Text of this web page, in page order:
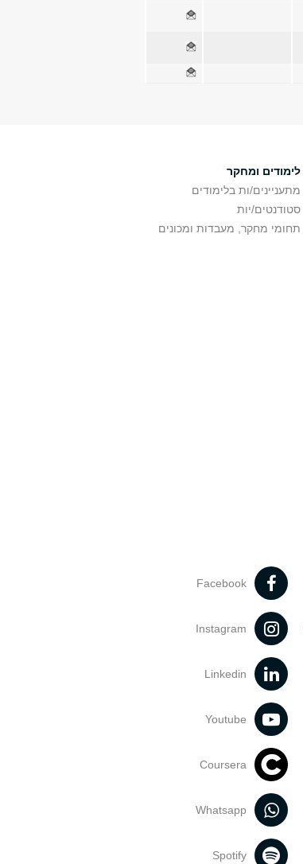
לימודים ומחקר
מתעניינים/ות בלימודים
סטודנטים/יות
תחומי מחקר, מעבדות ומכונים
Facebook
Instagram
Linkedin
Youtube
Coursera
Whatsapp
Spotify